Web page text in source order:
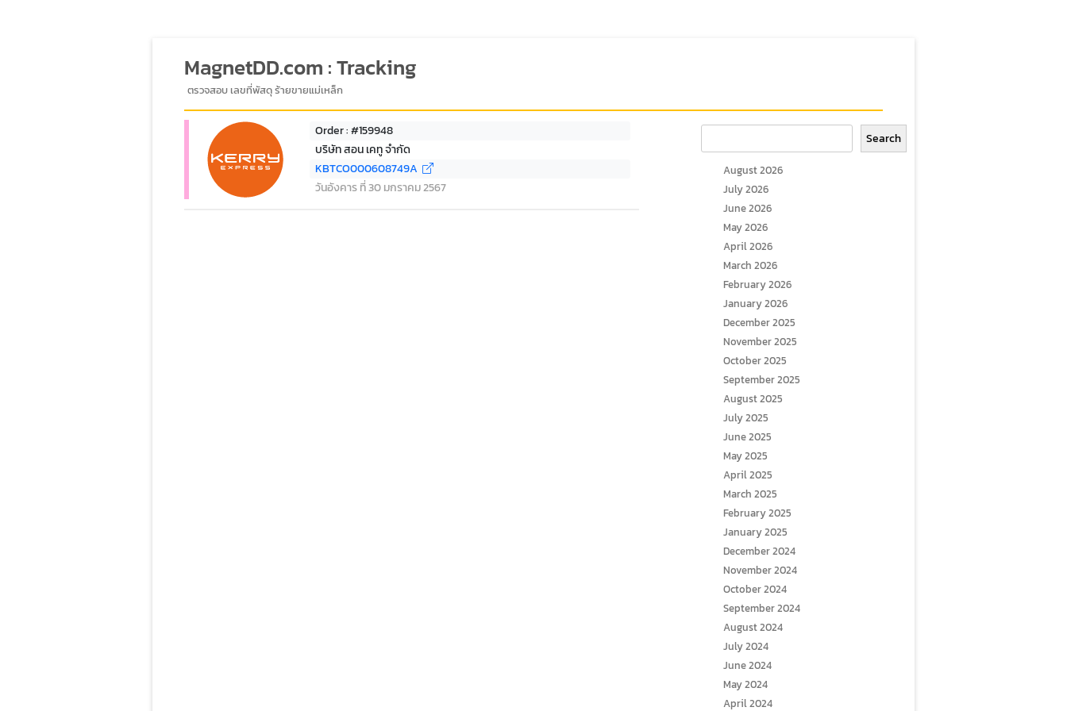
MagnetDD.com : Tracking
ตรวจสอบ เลขที่พัสดุ ร้ายขายแม่เหล็ก
Order : #159948
บริษัท สอน เคทู จำกัด
KBTCO000608749A
วันอังคาร ที่ 30 มกราคม 2567
Search
August 2026
July 2026
June 2026
May 2026
April 2026
March 2026
February 2026
January 2026
December 2025
November 2025
October 2025
September 2025
August 2025
July 2025
June 2025
May 2025
April 2025
March 2025
February 2025
January 2025
December 2024
November 2024
October 2024
September 2024
August 2024
July 2024
June 2024
May 2024
April 2024